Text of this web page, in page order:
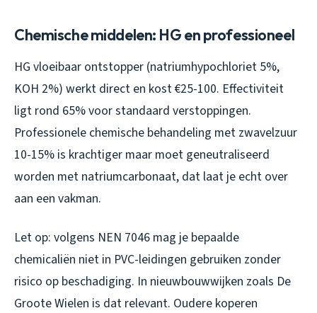
Chemische middelen: HG en professioneel
HG vloeibaar ontstopper (natriumhypochloriet 5%,
KOH 2%) werkt direct en kost €25-100. Effectiviteit
ligt rond 65% voor standaard verstoppingen.
Professionele chemische behandeling met zwavelzuur
10-15% is krachtiger maar moet geneutraliseerd
worden met natriumcarbonaat, dat laat je echt over
aan een vakman.
Let op: volgens NEN 7046 mag je bepaalde
chemicaliën niet in PVC-leidingen gebruiken zonder
risico op beschadiging. In nieuwbouwwijken zoals De
Groote Wielen is dat relevant. Oudere koperen